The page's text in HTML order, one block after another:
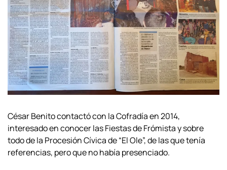
César Benito contactó con la Cofradía en 2014,
interesado en conocer las Fiestas de Frómista y sobre
todo de la Procesión Cívica de “El Ole”, de las que tenía
referencias, pero que no había presenciado.